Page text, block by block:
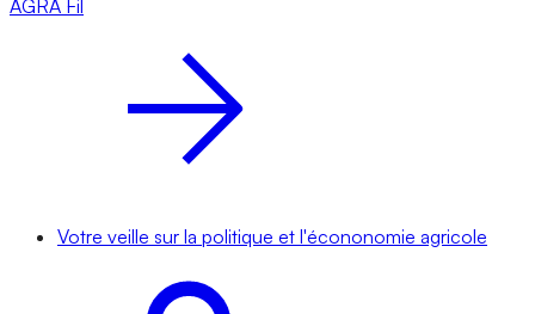
AGRA Fil
Votre veille sur la politique et l'écononomie agricole